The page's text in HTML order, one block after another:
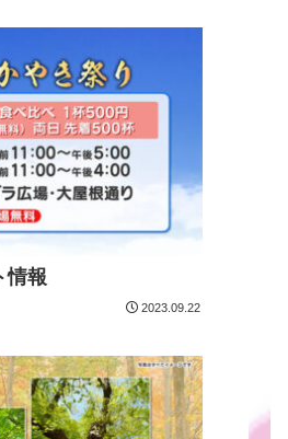
情報
2023.09.22